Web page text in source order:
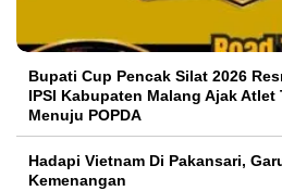
Bupati Cup Pencak Silat 2026
IPSI Kabupaten Malang Ajak
Menuju POPDA
Hadapi Vietnam Di Pakansari,
Kemenangan